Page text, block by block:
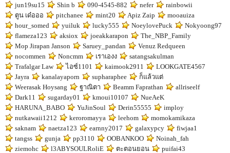
jun19su15
Shin b 090-4545-882 nefer
rainbowii
ตูน เด๋อออ
pitchanee mint20 Apiz Zaip
mooauiza
hour_somed
yuiluk lucky555 NoeylovePuck
Nokyoong97
flameza123
aksiox joeakkarapon
The_NBP_Family
Mop Jirapan Janson
Saruey_pandan
Venuz Redqueen
nocommen
Noncmm เราเองง
satangsakulman
Trafalgar Law
ไอซ์1101 kaimook2911
LOOKGATE4567
Jayra
kanalayaporn supharaphee
ก็แล้วแต่
Weerasak Hoysang
ฐาณิตา Beamm Faprathan
allriseelf
Dark11
sugarday01 kmoui10107
NueAeK
HARUNA_BABO
YuJinSoul Derin55555
imploy
nutkawaii1212
keroromayya leehom
momokamikaza
saknam
naetza123 earnny2017 galaxypcy
fiwjaa1
tangss
gunja pp3110 OOBANKOO
Noinah_fah
ziemohc
l3ABYSOULRoliE ตะตอนยอน
puifai43